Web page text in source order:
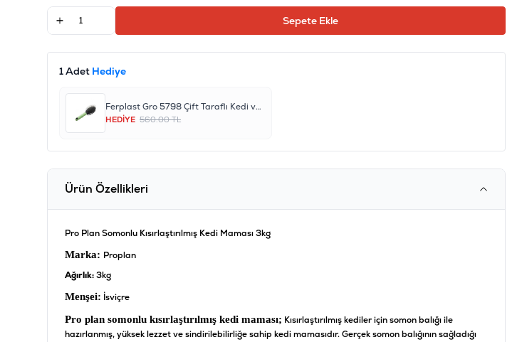
Sepete Ekle
1 Adet Hediye
Ferplast Gro 5798 Çift Taraflı Kedi ve Köpek Tüy Fırçası S
HEDİYE 560.00 TL
Ürün Özellikleri
Pro Plan Somonlu Kısırlaştırılmış Kedi Maması 3kg
Marka: Proplan
Ağırlık:3kg
Menşei: İsviçre
Pro plan somonlu kısırlaştırılmış kedi maması; Kısırlaştırılmış kediler için somon balığı ile
hazırlanmış, yüksek lezzet ve sindirilebilirliğe sahip kedi mamasıdır. Gerçek somon balığının sağladığı